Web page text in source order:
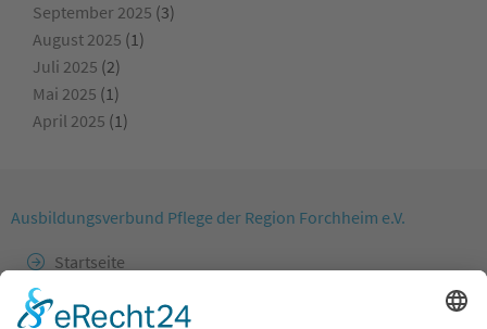
September 2025 (3)
August 2025 (1)
Juli 2025 (2)
Mai 2025 (1)
April 2025 (1)
Ausbildungsverbund Pflege der Region Forchheim e.V.
Startseite
Beratungstermin vereinbaren